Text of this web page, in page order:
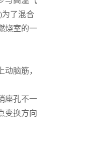
为了混合
烧室的一
脑筋，
座孔不一
变换方向